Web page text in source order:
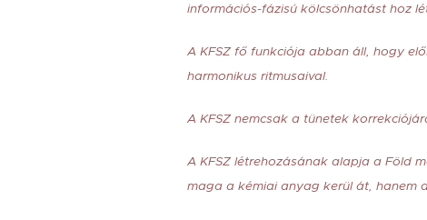
információs-fázisú kölcsönhatást hoz
A KFSZ fő funkciója abban áll, hogy
harmonikus ritmusaival.
A KFSZ nemcsak a tünetek
A KFSZ létrehozásának alapja a Föld
maga a kémiai anyag kerül át, hanem